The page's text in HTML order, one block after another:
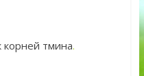
тмина.